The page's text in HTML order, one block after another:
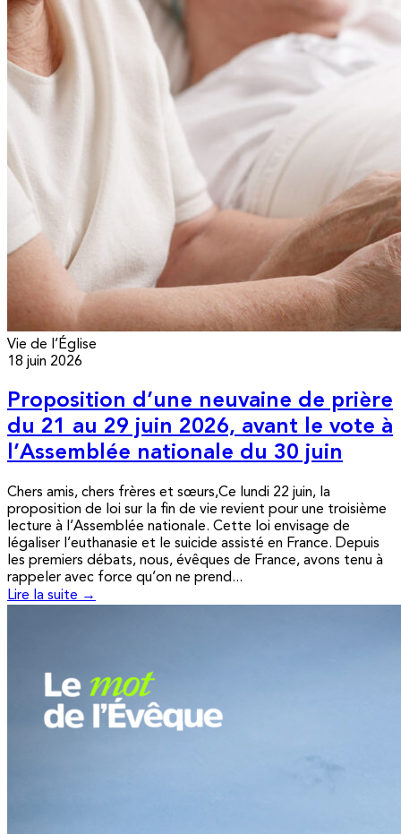
Vie de l’Église
18 juin 2026
Proposition d’une neuvaine de prière
du 21 au 29 juin 2026, avant le vote à
l’Assemblée nationale du 30 juin
Chers amis, chers frères et sœurs,Ce lundi 22 juin, la
proposition de loi sur la fin de vie revient pour une troisième
lecture à l’Assemblée nationale. Cette loi envisage de
légaliser l’euthanasie et le suicide assisté en France. Depuis
les premiers débats, nous, évêques de France, avons tenu à
rappeler avec force qu’on ne prend...
Lire la suite →